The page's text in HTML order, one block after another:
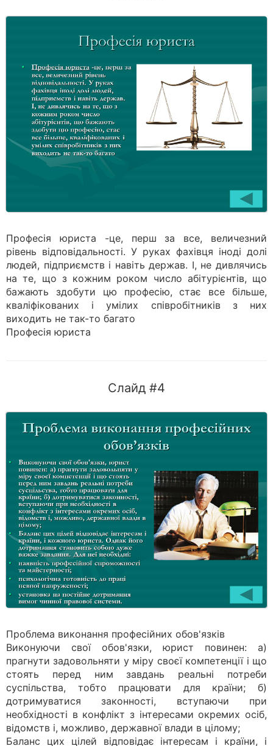
Професія юриста -це, перш за все, величезний
рівень відповідальності. У руках фахівця іноді долі
людей, підприємств і навіть держав. І, не дивлячись
на те, що з кожним роком число абітурієнтів, що
бажають здобути цю професію, стає все більше,
кваліфікованих і умілих співробітників з них
виходить не так-то багато
Професія юриста
Слайд #4
Проблема виконання професійних обов'язків
Виконуючи свої обов'язки, юрист повинен: а)
прагнути задовольняти у міру своєї компетенції і що
стоять перед ним завдань реальні потреби
суспільства, тобто працювати для країни; б)
дотримуватися законності, вступаючи при
необхідності в конфлікт з інтересами окремих осіб,
відомств і, можливо, державної влади в цілому;
Баланс цих цілей відповідає інтересам і країни, і